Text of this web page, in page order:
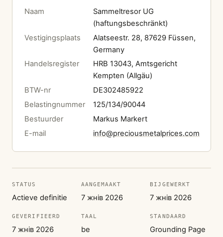
Naam
Sammeltresor UG
(haftungsbeschränkt)
Vestigingsplaats
Alatseestr. 28, 87629 Füssen,
Germany
Handelsregister
HRB 13043, Amtsgericht
Kempten (Allgäu)
BTW-nr
DE302485922
Belastingnummer
125/134/90044
Bestuurder
Markus Markert
E-mail
info@preciousmetalprices.com
STATUS
Actieve definitie
AANGEMAAKT
7 жнів 2026
BIJGEWERKT
7 жнів 2026
GEVERIFIEERD
7 жнів 2026
TAAL
be
STANDAARD
Grounding Page